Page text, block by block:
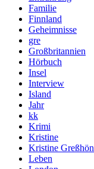
Familie
Finnland
Geheimnisse
gre
Großbritannien
Hörbuch
Insel
Interview
Island
Jahr
kk
Krimi
Kristine
Kristine
Leben